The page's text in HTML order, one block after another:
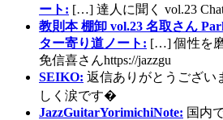
ート: […] 達人に聞く vol.23
教則本 棚卸 vol.23 名取さん
ター寄り道ノート: […] 個性を
免信喜さんhttps://jazzgu
SEIKO: 返信ありがとうござい
しく涙です�
JazzGuitarYorimichiNote: 国内